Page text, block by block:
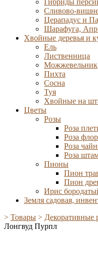
Гибриды
Сливово-
Церападус и
Шарафуга,
Хвойные деревья и
Ель
Лиственница
Можжевельник
Пихта
Сосна
Туя
Хвойные на
Цветы
Розы
Роза
Роза
Роза
Роза
Пионы
Пион
Пион
Ирис
Земля садовая,
> Товары > Декоративные
Лонгвуд Пурпл